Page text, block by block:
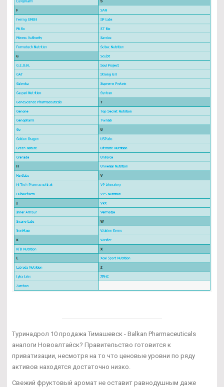
Туринадрол 10 продажа Тимашевск - Balkan Pharmaceuticals
аналоги Новоалтайск? Правительство готовится к
приватизации, несмотря на то что ценовые уровни по ряду
активов находятся достаточно низко.
Свежий фруктовый аромат не оставит равнодушным даже